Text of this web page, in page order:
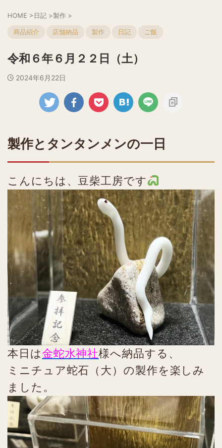
HOME >日記 >製作 >
商品紹介 店舗納品 製作 日記 ご飯
令和６年６月２２日（土）
2024年6月22日
製作とタンタンメンの一日
こんにちは、豆柴工房です
本日は金蛇水神社様へ納品する、
ミニチュア蛇石（大）の製作を楽しみ
ました。